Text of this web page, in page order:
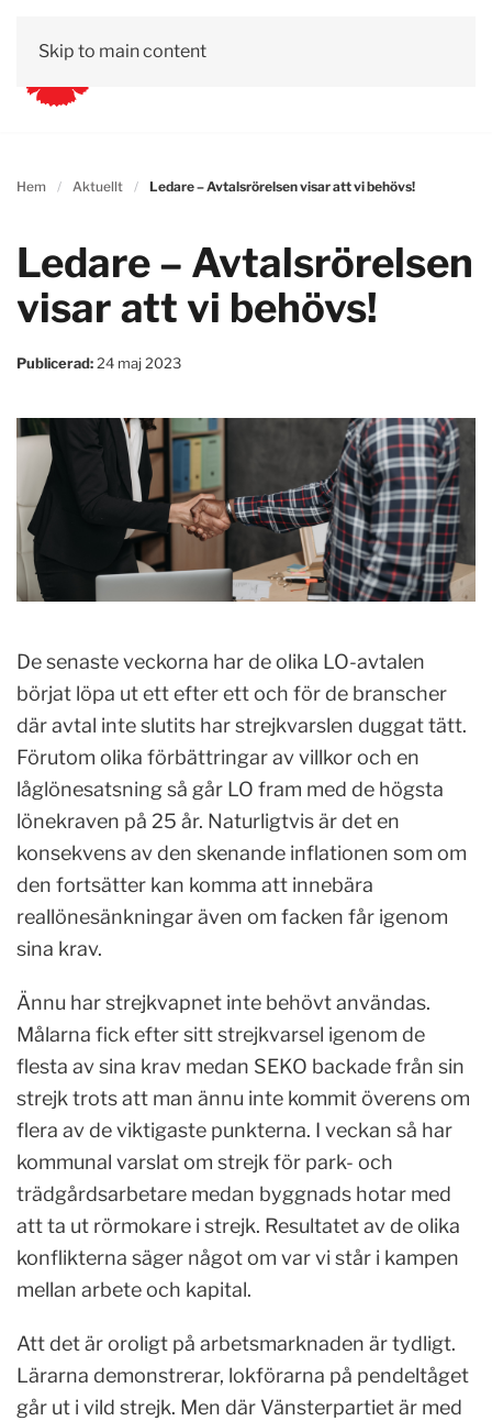
Skip to main content
Hem Aktuellt Ledare – Avtalsrörelsen visar att vi behövs!
Ledare – Avtalsrörelsen
visar att vi behövs!
Publicerad: 24 maj 2023
De senaste veckorna har de olika LO-avtalen
börjat löpa ut ett efter ett och för de branscher
där avtal inte slutits har strejkvarslen duggat tätt.
Förutom olika förbättringar av villkor och en
låglönesatsning så går LO fram med de högsta
lönekraven på 25 år. Naturligtvis är det en
konsekvens av den skenande inflationen som om
den fortsätter kan komma att innebära
reallönesänkningar även om facken får igenom
sina krav.
Ännu har strejkvapnet inte behövt användas.
Målarna fick efter sitt strejkvarsel igenom de
flesta av sina krav medan SEKO backade från sin
strejk trots att man ännu inte kommit överens om
flera av de viktigaste punkterna. I veckan så har
kommunal varslat om strejk för park- och
trädgårdsarbetare medan byggnads hotar med
att ta ut rörmokare i strejk. Resultatet av de olika
konflikterna säger något om var vi står i kampen
mellan arbete och kapital.
Att det är oroligt på arbetsmarknaden är tydligt.
Lärarna demonstrerar, lokförarna på pendeltåget
går ut i vild strejk. Men där Vänsterpartiet är med